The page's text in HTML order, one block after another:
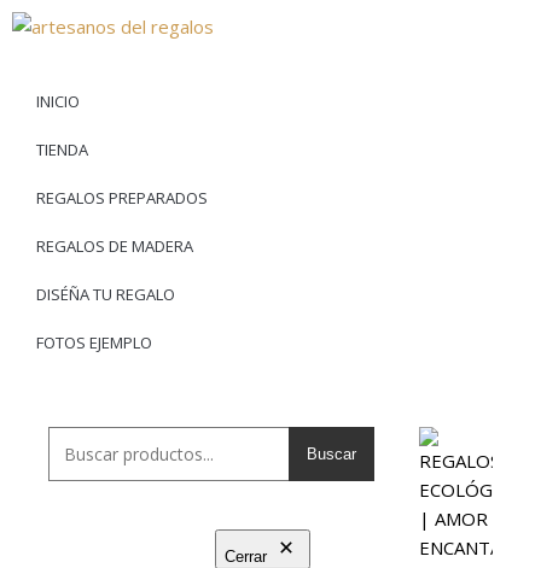
INICIO
TIENDA
REGALOS PREPARADOS
REGALOS DE MADERA
DISÉÑA TU REGALO
FOTOS EJEMPLO
Buscar
Cerrar